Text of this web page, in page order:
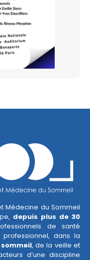
Médecine du Sommeil
depuis plus de 30
de santé
dans la
, de la veille et
d’une discipline